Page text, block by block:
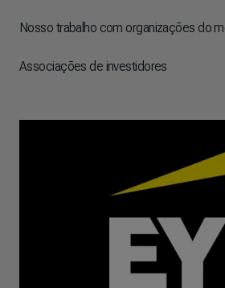
Nosso trabalho com organizações do
Associações de investidores